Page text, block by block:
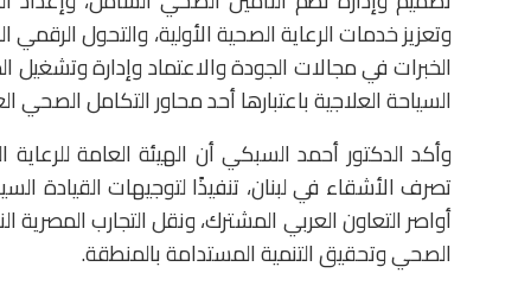
وتعزيز خدمات الرعاية الصحية الأولية، والتحول الرقمي
الخبرات في مجالات الجودة والاعتماد وإدارة
السياحة العلاجية باعتبارها أحد محاور التكامل الصحي
وأكد الدكتور أحمد السبكي أن الهيئة العامة
تصرف الأشقاء في لبنان، تنفيذًا لتوجيهات القيادة
أواصر التعاون العربي المشترك، ونقل التجارب
الصحي وتحقيق التنمية المستدامة بالمنطقة.